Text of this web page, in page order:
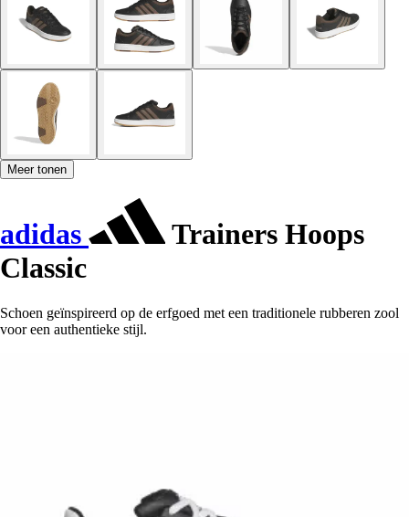
Meer tonen
adidas
Trainers Hoops
Classic
Schoen geïnspireerd op de erfgoed met een traditionele rubberen zool
voor een authentieke stijl.